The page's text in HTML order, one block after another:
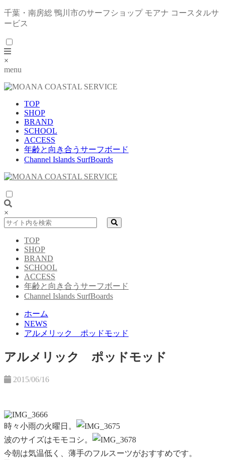
千葉・南房総 鴨川市のサーフショップ モアナ コースタルサ
ービス
×
menu
TOP
SHOP
BRAND
SCHOOL
ACCESS
年齢と向き合うサーフボード
Channel Islands SurfBoards
×
TOP
SHOP
BRAND
SCHOOL
ACCESS
年齢と向き合うサーフボード
Channel Islands SurfBoards
ホーム
NEWS
アルメリック ポッドモッド
アルメリック ポッドモッド
2015/06/16
時々小雨の火曜日。
波のサイズはモモコシ。
今朝は気温低く、薄手のフルスーツがおすすめです。